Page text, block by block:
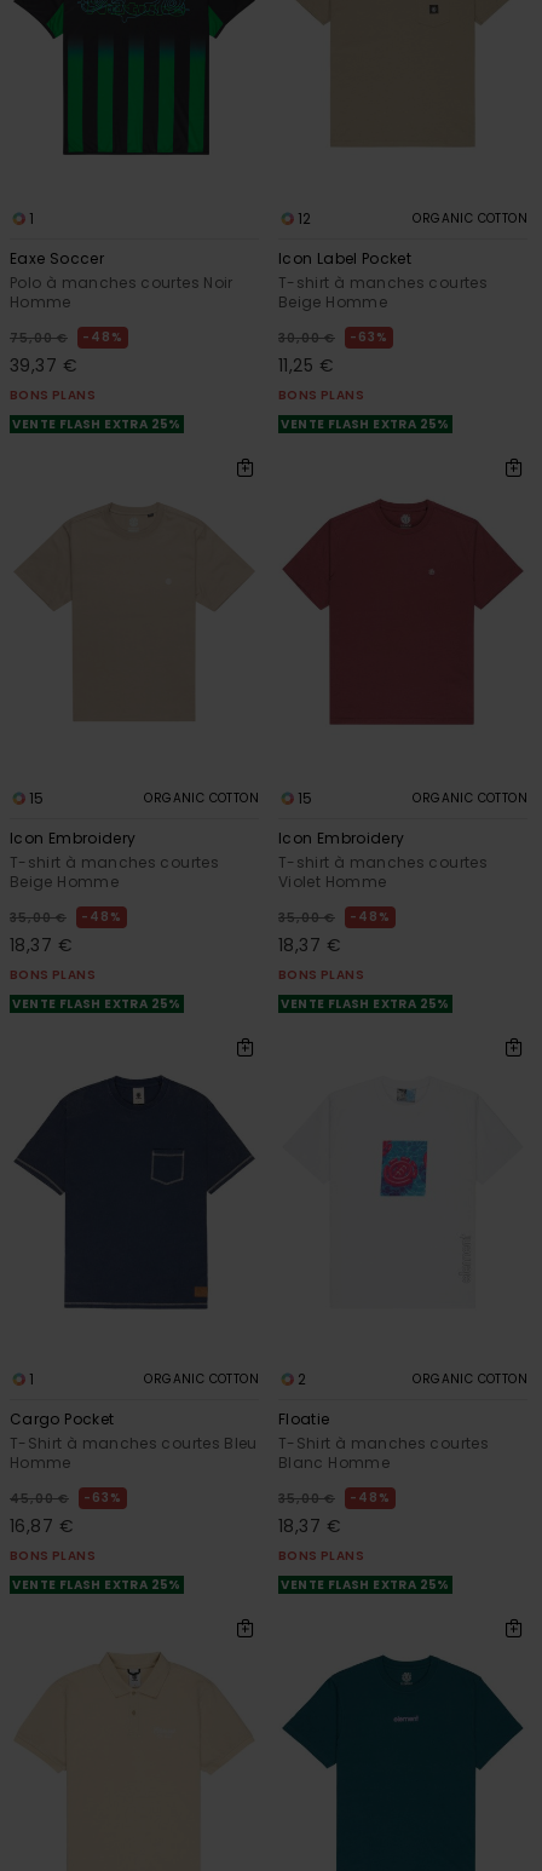
1
Eaxe Soccer
Polo à manches courtes Noir
Homme
75,00 € 48%
39,37 €
BONS PLANS
VENTE FLASH EXTRA 25%
12 ORGANIC COTTON
Icon Label Pocket
T-shirt à manches courtes
Beige Homme
30,00 € 63%
11,25 €
BONS PLANS
VENTE FLASH EXTRA 25%
15 ORGANIC COTTON
Icon Embroidery
T-shirt à manches courtes
Beige Homme
35,00 € 48%
18,37 €
BONS PLANS
VENTE FLASH EXTRA 25%
15 ORGANIC COTTON
Icon Embroidery
T-shirt à manches courtes
Violet Homme
35,00 € 48%
18,37 €
BONS PLANS
VENTE FLASH EXTRA 25%
1 ORGANIC COTTON
Cargo Pocket
T-Shirt à manches courtes Bleu
Homme
45,00 € 63%
16,87 €
BONS PLANS
VENTE FLASH EXTRA 25%
2 ORGANIC COTTON
Floatie
T-Shirt à manches courtes
Blanc Homme
35,00 € 48%
18,37 €
BONS PLANS
VENTE FLASH EXTRA 25%